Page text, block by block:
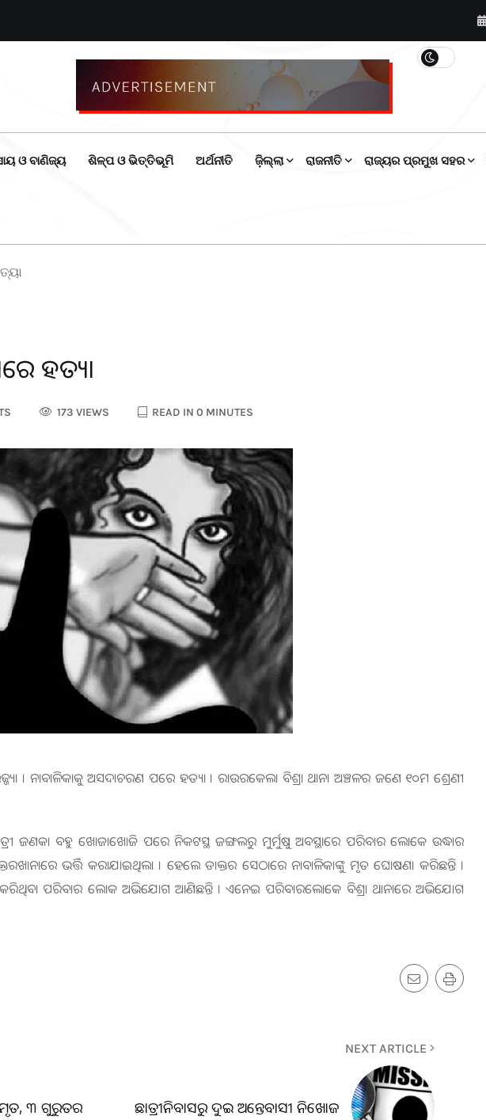
ଓ ବାଣିଜ୍ୟ ଶିଳ୍ପ ଓ ଭିତ୍ତିଭୂମି ଅର୍ଥନୀତି ଜ଼ିଲ୍ଲା ରାଜନୀତି ରାଜ୍ୟର ପ୍ରମୁଖ ସହର
ହତ୍ୟା
173 VIEWS READ IN 0 MINUTES
। ନାବାଳିକାକୁ ଅସଦାଚରଣ ପରେ ହତ୍ୟା । ରାଉରକେଲା ବିଶ୍ରା ଥାନା ଅଞ୍ଚଳର ଜଣେ ୧୦ମ ଶ୍ରେଣୀ
ଜଣକ। ବହୁ ଖୋଜାଖୋଜି ପରେ ନିକଟସ୍ଥ ଜଙ୍ଗଲରୁ ମୁର୍ମୁଷୁ ଅବସ୍ଥାରେ ପରିବାର ଲୋକେ ଉଦ୍ଧାର
ଭର୍ତ୍ତି କରାଯାଇଥିଲା । ହେଲେ ଡାକ୍ତର ସେଠାରେ ନାବାଳିକାଙ୍କୁ ମୃତ ଘୋଷଣା କରିଛନ୍ତି ।
କରିଥିବା ପରିବାର ଲୋକ ଅଭିଯୋଗ ଆଣିଛନ୍ତି । ଏନେଇ ପରିବାରଲୋକେ ବିଶ୍ରା ଥାନାରେ ଅଭିଯୋଗ
ମୃତ, ୩ ଗୁରୁତର
NEXT ARTICLE
ଛାତ୍ରୀନିବାସରୁ ଦୁଇ ଅନ୍ତେବାସୀ ନିଖୋଜ